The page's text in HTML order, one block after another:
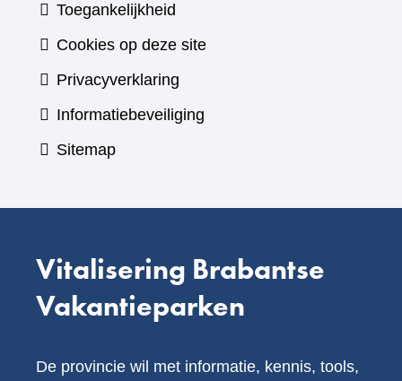
Toegankelijkheid
Cookies op deze site
Privacyverklaring
Informatiebeveiliging
Sitemap
Vitalisering Brabantse
Vakantieparken
De provincie wil met informatie, kennis, tools,